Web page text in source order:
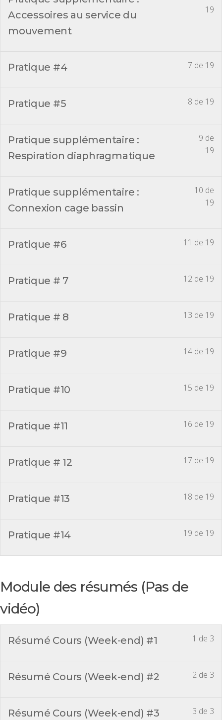
19
Accessoires au service du
mouvement
7 de 19
Pratique #4
8 de 19
Pratique #5
9 de
19
Pratique supplémentaire :
Respiration diaphragmatique
10 de
19
Pratique supplémentaire :
Connexion cage bassin
11 de 19
Pratique #6
12 de 19
Pratique # 7
13 de 19
Pratique # 8
14 de 19
Pratique #9
15 de 19
Pratique #10
16 de 19
Pratique #11
17 de 19
Pratique # 12
18 de 19
Pratique #13
19 de 19
Pratique #14
Module des résumés (Pas de
vidéo)
1 de 3
Résumé Cours (Week-end) #1
2 de 3
Résumé Cours (Week-end) #2
3 de 3
Résumé Cours (Week-end) #3